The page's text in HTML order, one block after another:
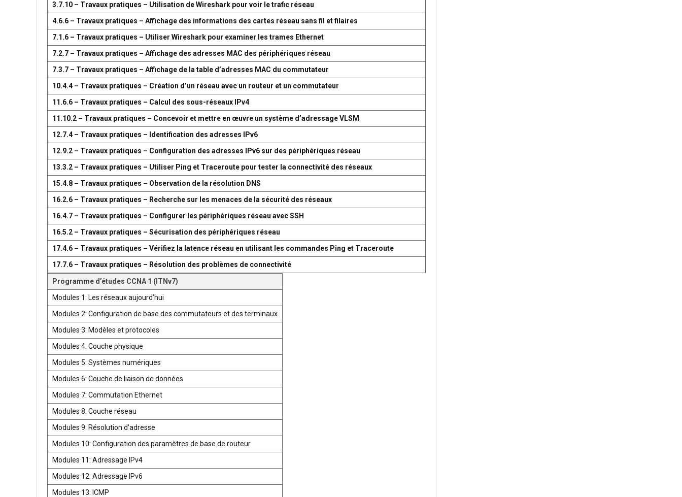
3.7.10 – Travaux pratiques – Utilisation de Wireshark pour voir le trafic réseau
4.6.6 – Travaux pratiques – Affichage des informations des cartes réseau sans fil et filaires
7.1.6 – Travaux pratiques – Utiliser Wireshark pour examiner les trames Ethernet
7.2.7 – Travaux pratiques – Affichage des adresses MAC des périphériques réseau
7.3.7 – Travaux pratiques – Affichage de la table d’adresses MAC du commutateur
10.4.4 – Travaux pratiques – Création d’un réseau avec un routeur et un commutateur
11.6.6 – Travaux pratiques – Calcul des sous-réseaux IPv4
11.10.2 – Travaux pratiques – Concevoir et mettre en œuvre un système d’adressage VLSM
12.7.4 – Travaux pratiques – Identification des adresses IPv6
12.9.2 – Travaux pratiques – Configuration des adresses IPv6 sur des périphériques réseau
13.3.2 – Travaux pratiques – Utiliser Ping et Traceroute pour tester la connectivité des réseaux
15.4.8 – Travaux pratiques – Observation de la résolution DNS
16.2.6 – Travaux pratiques – Recherche sur les menaces de la sécurité des réseaux
16.4.7 – Travaux pratiques – Configurer les périphériques réseau avec SSH
16.5.2 – Travaux pratiques – Sécurisation des périphériques réseau
17.4.6 – Travaux pratiques – Vérifiez la latence réseau en utilisant les commandes Ping et Traceroute
17.7.6 – Travaux pratiques – Résolution des problèmes de connectivité
Programme d’études CCNA 1 (ITNv7)
Modules 1: Les réseaux aujourd’hui
Modules 2: Configuration de base des commutateurs et des terminaux
Modules 3: Modèles et protocoles
Modules 4: Couche physique
Modules 5: Systèmes numériques
Modules 6: Couche de liaison de données
Modules 7: Commutation Ethernet
Modules 8: Couche réseau
Modules 9: Résolution d’adresse
Modules 10: Configuration des paramètres de base de routeur
Modules 11: Adressage IPv4
Modules 12: Adressage IPv6
Modules 13: ICMP